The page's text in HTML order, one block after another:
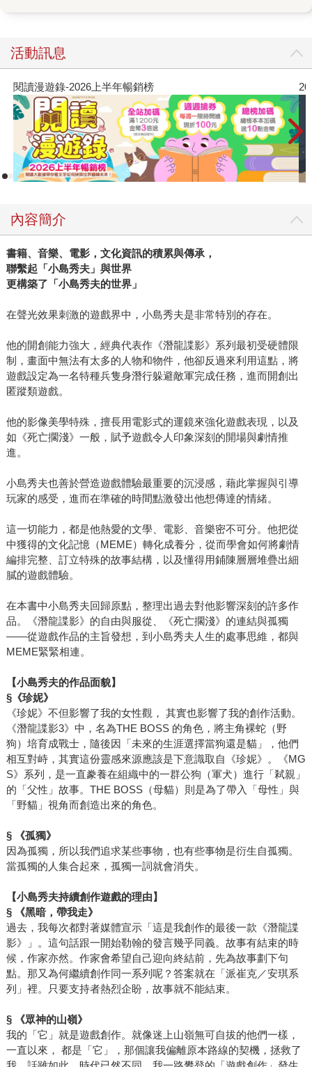
活動訊息
2026年8月金石堂強力推薦
內容簡介
書籍、音樂、電影，文化資訊的積累與傳承，
聯繫起「小島秀夫」與世界
更構築了「小島秀夫的世界」
在聲光效果刺激的遊戲界中，小島秀夫是非常特別的存在。
他的開創能力強大，經典代表作《潛龍諜影》系列最初受硬體限
制，畫面中無法有太多的人物和物件，他卻反過來利用這點，將
遊戲設定為一名特種兵隻身潛行躲避敵軍完成任務，進而開創出
匿蹤類遊戲。
他的影像美學特殊，擅長用電影式的運鏡來強化遊戲表現，以及
如《死亡擱淺》一般，賦予遊戲令人印象深刻的開場與劇情推
進。
小島秀夫也善於營造遊戲體驗最重要的沉浸感，藉此掌握與引導
玩家的感受，進而在準確的時間點激發出他想傳達的情緒。
這一切能力，都是他熱愛的文學、電影、音樂密不可分。他把從
中獲得的文化記憶（MEME）轉化成養分，從而學會如何將劇情
編排完整、訂立特殊的故事結構，以及懂得用鋪陳層層堆疊出細
膩的遊戲體驗。
在本書中小島秀夫回歸原點，整理出過去對他影響深刻的許多作
品。《潛龍諜影》的自由與服從、《死亡擱淺》的連結與孤獨
——從遊戲作品的主旨發想，到小島秀夫人生的處事思維，都與
MEME緊緊相連。
【小島秀夫的作品面貌】
§《珍妮》
《珍妮》不但影響了我的女性觀， 其實也影響了我的創作活動。
《潛龍諜影3》中，名為THE BOSS 的角色，將主角裸蛇（野
狗）培育成戰士，隨後因「未來的生涯選擇當狗還是貓」，他們
相互對峙，其實這份靈感來源應該是下意識取自《珍妮》。《MG
S》系列，是一直豢養在組織中的一群公狗（軍犬）進行「弒親」
的「父性」故事。THE BOSS（母貓）則是為了帶入「母性」與
「野貓」視角而創造出來的角色。
§
《孤獨》
因為孤獨，所以我們追求某些事物，也有些事物是衍生自孤獨。
當孤獨的人集合起來，孤獨一詞就會消失。
【小島秀夫持續創作遊戲的理由】
§
《黑暗，帶我走》
過去，我每次都對著媒體宣示「這是我創作的最後一款《潛龍諜
影》」。這句話跟一開始勒翰的發言幾乎同義。故事有結束的時
候，作家亦然。作家會希望自己迎向終結前，先為故事劃下句
點。那又為何繼續創作同一系列呢？答案就在「派崔克／安琪系
列」裡。只要支持者熱烈企盼，故事就不能結束。
§
《眾神的山嶺》
我的「它」就是遊戲創作。就像迷上山嶺無可自拔的他們一樣，
一直以來， 都是「它」，那個讓我偏離原本路線的契機，拯救了